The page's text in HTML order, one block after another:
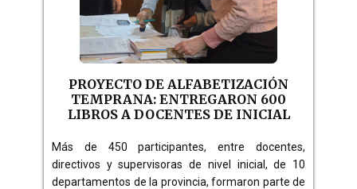
PROYECTO DE ALFABETIZACIÓN
TEMPRANA: ENTREGARON 600
LIBROS A DOCENTES DE INICIAL
Más de 450 participantes, entre docentes,
directivos y supervisoras de nivel inicial, de 10
departamentos de la provincia, formaron parte de